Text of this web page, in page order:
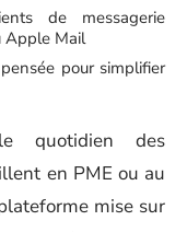
de messagerie
Apple Mail
pour simplifier
quotidien des
en PME ou au
mise sur